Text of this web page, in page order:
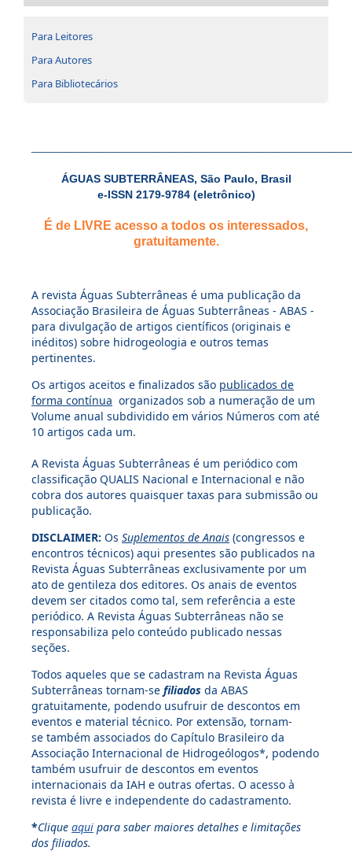
Para Leitores
Para Autores
Para Bibliotecários
ÁGUAS SUBTERRÂNEAS, São Paulo, Brasil
e-ISSN 2179-9784 (eletrônico)
É de LIVRE acesso a todos os interessados,
gratuitamente.
A revista Águas Subterrâneas é uma publicação da
Associação Brasileira de Águas Subterrâneas - ABAS -
para divulgação de artigos científicos (originais e
inéditos) sobre hidrogeologia e outros temas
pertinentes.
Os artigos aceitos e finalizados são publicados de
forma contínua organizados sob a numeração de um
Volume anual subdividido em vários Números com até
10 artigos cada um.
A Revista Águas Subterrâneas é um periódico com
classificação QUALIS Nacional e Internacional e não
cobra dos autores quaisquer taxas para submissão ou
publicação.
DISCLAIMER: Os Suplementos de Anais (congressos e
encontros técnicos) aqui presentes são publicados na
Revista Águas Subterrâneas exclusivamente por um
ato de gentileza dos editores. Os anais de eventos
devem ser citados como tal, sem referência a este
periódico. A Revista Águas Subterrâneas não se
responsabiliza pelo conteúdo publicado nessas
seções.
Todos aqueles que se cadastram na Revista Águas
Subterrâneas tornam-se filiados da ABAS
gratuitamente, podendo usufruir de descontos em
eventos e material técnico. Por extensão, tornam-
se também associados do Capítulo Brasileiro da
Associação Internacional de Hidrogeólogos*, podendo
também usufruir de descontos em eventos
internacionais da IAH e outras ofertas. O acesso à
revista é livre e independente do cadastramento.
*Clique aqui para saber maiores detalhes e limitações
dos filiados.